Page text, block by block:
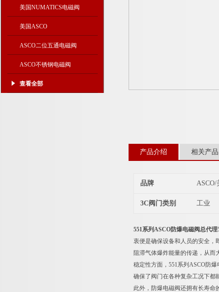
美国NUMATICS电磁阀
美国ASCO
ASCO二位五通电磁阀
ASCO不锈钢电磁阀
查看全部
产品介绍 相关产品
品牌 ASCO/
3C阀门类别 工业
551系列ASCO防爆电磁阀总代理
衷便是确保设备和人员的安全，
阻滞气体爆炸能量的传递，从而
稳定性方面，551系列ASCO防
确保了阀门在各种复杂工况下都
此外，防爆电磁阀还拥有长寿命